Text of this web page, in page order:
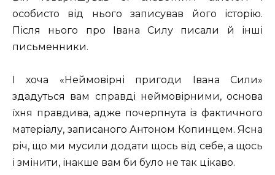
особисто від нього записував його історію.
Після нього про Івана Силу писали й інші
письменники.
І хоча «Неймовірні пригоди Івана Сили»
здадуться вам справді неймовірними, основа
їхня правдива, адже почерпнута із фактичного
матеріалу, записаного Антоном Копинцем. Ясна
річ, що ми мусили додати щось від себе, а щось
і змінити, інакше вам би було не так цікаво.